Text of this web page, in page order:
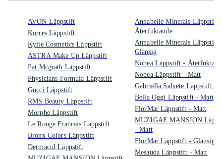
AVON Läppstift
Korres Läppstift
Kylie Cosmetics Läppstift
ASTRA Make Up Läppstift
Pat Mcgrath Läppstift
Physicians Formula Läppstift
Gucci Läppstift
RMS Beauty Läppstift
Morphe Läppstift
Le Rouge Francais Läppstift
Bronx Colors Läppstift
Dermacol Läppstift
Annabelle Minerals Läppstift
Återfuktande
Annabelle Minerals Läppstift
Glansig
Nobea Läppstift -
Nobea Läppstift - Matt
Gabriella Salvete Läppstift -
Bella Oggi Läppstift - Matt
FlorMar Läppstift - Matt
MUZIGAE MANSION
- Matt
FlorMar Läppstift - Glansig
Mesauda Läppstift - Matt